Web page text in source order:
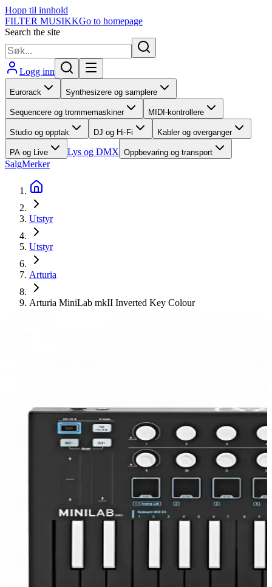
Hopp til innhold
FILTER MUSIKKGo to homepage
Search the site
Logg inn
Eurorack Synthesizere og samplere
Sequencere og trommemaskiner MIDI-kontrollere
Studio og opptak DJ og Hi-Fi Kabler og overganger
PA og Live Lys og DMX Oppbevaring og transport
SalgMerker
Utstyr
Utstyr
Arturia
Arturia MiniLab mkII Inverted Key Colour